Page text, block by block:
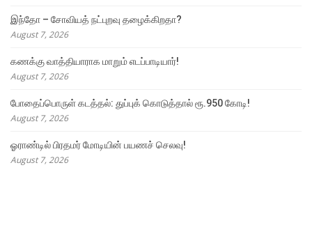
இந்தோ – சோவியத் நட்புறவு தழைக்கிறதா?
August 7, 2026
கணக்கு வாத்தியாராக மாறும் எடப்பாடியார்!
August 7, 2026
போதைப்பொருள் கடத்தல்: துப்புக் கொடுத்தால் ரூ.950 கோடி!
August 7, 2026
ஓராண்டில் பிரதமர் மோடியின் பயணச் செலவு!
August 7, 2026